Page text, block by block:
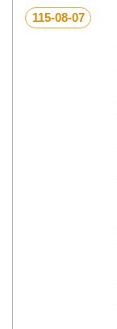
系
115-08-07